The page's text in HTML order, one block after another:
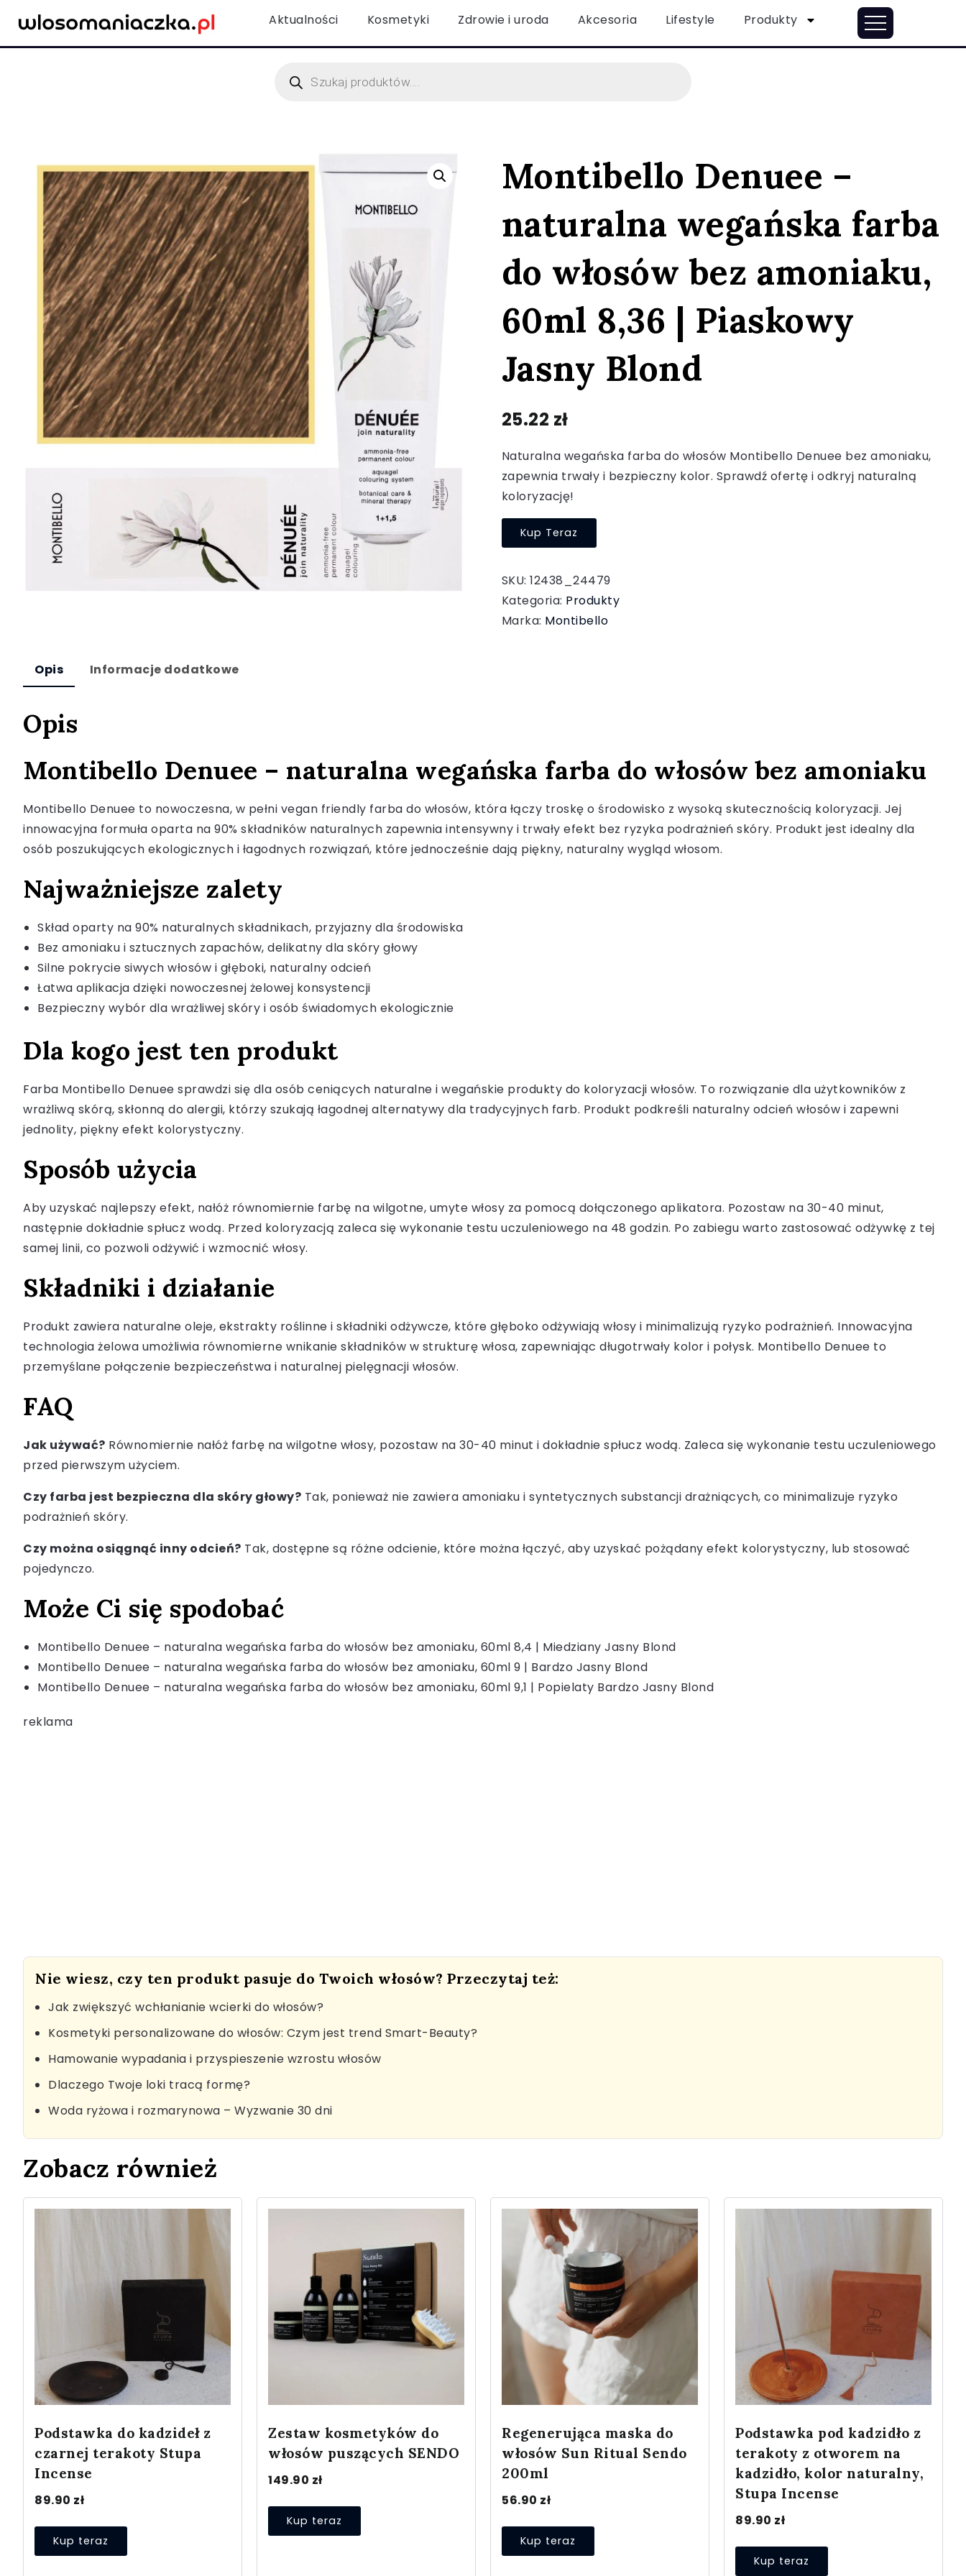
Aktualności Kosmetyki Zdrowie i uroda Akcesoria Lifestyle Produkty
Montibello Denuee –
naturalna wegańska farba
do włosów bez amoniaku,
60ml 8,36 | Piaskowy
Jasny Blond
25.22 zł
Naturalna wegańska farba do włosów Montibello Denuee bez amoniaku,
zapewnia trwały i bezpieczny kolor. Sprawdź ofertę i odkryj naturalną
koloryzację!
Kup Teraz
SKU:12438_24479
Kategoria: Produkty
Marka: Montibello
Opis Informacje dodatkowe
Opis
Montibello Denuee – naturalna wegańska farba do włosów bez amoniaku
Montibello Denuee to nowoczesna, w pełni vegan friendly farba do włosów, która łączy troskę o środowisko z wysoką skutecznością koloryzacji. Jej
innowacyjna formuła oparta na 90% składników naturalnych zapewnia intensywny i trwały efekt bez ryzyka podrażnień skóry. Produkt jest idealny dla
osób poszukujących ekologicznych i łagodnych rozwiązań, które jednocześnie dają piękny, naturalny wygląd włosom.
Najważniejsze zalety
Skład oparty na 90% naturalnych składnikach, przyjazny dla środowiska
Bez amoniaku i sztucznych zapachów, delikatny dla skóry głowy
Silne pokrycie siwych włosów i głęboki, naturalny odcień
Łatwa aplikacja dzięki nowoczesnej żelowej konsystencji
Bezpieczny wybór dla wrażliwej skóry i osób świadomych ekologicznie
Dla kogo jest ten produkt
Farba Montibello Denuee sprawdzi się dla osób ceniących naturalne i wegańskie produkty do koloryzacji włosów. To rozwiązanie dla użytkowników z
wrażliwą skórą, skłonną do alergii, którzy szukają łagodnej alternatywy dla tradycyjnych farb. Produkt podkreśli naturalny odcień włosów i zapewni
jednolity, piękny efekt kolorystyczny.
Sposób użycia
Aby uzyskać najlepszy efekt, nałóż równomiernie farbę na wilgotne, umyte włosy za pomocą dołączonego aplikatora. Pozostaw na 30-40 minut,
następnie dokładnie spłucz wodą. Przed koloryzacją zaleca się wykonanie testu uczuleniowego na 48 godzin. Po zabiegu warto zastosować odżywkę z tej
samej linii, co pozwoli odżywić i wzmocnić włosy.
Składniki i działanie
Produkt zawiera naturalne oleje, ekstrakty roślinne i składniki odżywcze, które głęboko odżywiają włosy i minimalizują ryzyko podrażnień. Innowacyjna
technologia żelowa umożliwia równomierne wnikanie składników w strukturę włosa, zapewniając długotrwały kolor i połysk. Montibello Denuee to
przemyślane połączenie bezpieczeństwa i naturalnej pielęgnacji włosów.
FAQ
Jak używać? Równomiernie nałóż farbę na wilgotne włosy, pozostaw na 30-40 minut i dokładnie spłucz wodą. Zaleca się wykonanie testu uczuleniowego
przed pierwszym użyciem.
Czy farba jest bezpieczna dla skóry głowy? Tak, ponieważ nie zawiera amoniaku i syntetycznych substancji drażniących, co minimalizuje ryzyko
podrażnień skóry.
Czy można osiągnąć inny odcień? Tak, dostępne są różne odcienie, które można łączyć, aby uzyskać pożądany efekt kolorystyczny, lub stosować
pojedynczo.
Może Ci się spodobać
Montibello Denuee – naturalna wegańska farba do włosów bez amoniaku, 60ml 8,4 | Miedziany Jasny Blond
Montibello Denuee – naturalna wegańska farba do włosów bez amoniaku, 60ml 9 | Bardzo Jasny Blond
Montibello Denuee – naturalna wegańska farba do włosów bez amoniaku, 60ml 9,1 | Popielaty Bardzo Jasny Blond
reklama
Nie wiesz, czy ten produkt pasuje do Twoich włosów? Przeczytaj też:
Jak zwiększyć wchłanianie wcierki do włosów?
Kosmetyki personalizowane do włosów: Czym jest trend Smart-Beauty?
Hamowanie wypadania i przyspieszenie wzrostu włosów
Dlaczego Twoje loki tracą formę?
Woda ryżowa i rozmarynowa – Wyzwanie 30 dni
Zobacz również
Podstawka do kadzideł z
czarnej terakoty Stupa
Incense
89.90 zł
Kup teraz
Zestaw kosmetyków do
włosów puszących SENDO
149.90 zł
Kup teraz
Regenerująca maska do
włosów Sun Ritual Sendo
200ml
56.90 zł
Kup teraz
Podstawka pod kadzidło z
terakoty z otworem na
kadzidło, kolor naturalny,
Stupa Incense
89.90 zł
Kup teraz